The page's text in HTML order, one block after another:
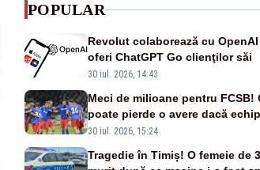
POPULAR
Revolut colaborează cu
oferi ChatGPT Go clienţilor săi
30 iul. 2026, 14:43
Meci de milioane pentru FCSB!
poate pierde o avere dacă
eliminată de FK Auda
30 iul. 2026, 15:24
Tragedie în Timiș! O femeie de